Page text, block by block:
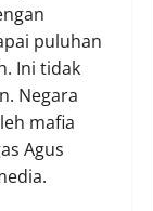
puluhan
Ini tidak
Negara
mafia
Agus